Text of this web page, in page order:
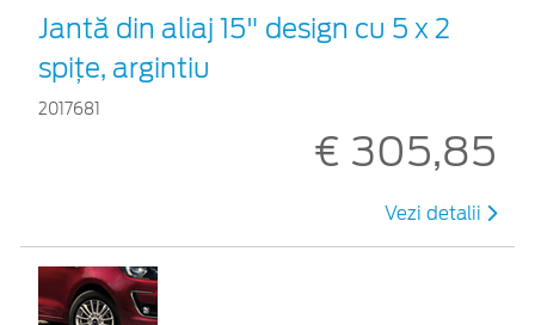
Jantă din aliaj 15" design cu 5 x 2
spițe, argintiu
2017681
€ 305,85
Vezi detalii